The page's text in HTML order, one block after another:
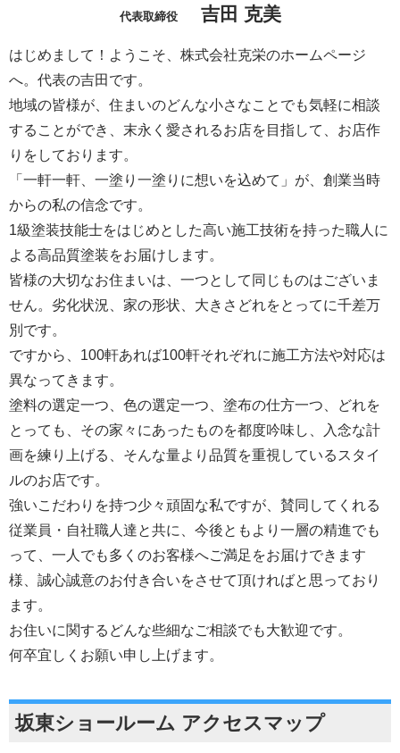
代表取締役 吉田 克美
はじめまして！ようこそ、株式会社克栄のホームページ
へ。代表の吉田です。
地域の皆様が、住まいのどんな小さなことでも気軽に相談
することができ、末永く愛されるお店を目指して、お店作
りをしております。
「一軒一軒、一塗り一塗りに想いを込めて」が、創業当時
からの私の信念です。
1級塗装技能士をはじめとした高い施工技術を持った職人に
よる高品質塗装をお届けします。
皆様の大切なお住まいは、一つとして同じものはございま
せん。劣化状況、家の形状、大きさどれをとってに千差万
別です。
ですから、100軒あれば100軒それぞれに施工方法や対応は
異なってきます。
塗料の選定一つ、色の選定一つ、塗布の仕方一つ、どれを
とっても、その家々にあったものを都度吟味し、入念な計
画を練り上げる、そんな量より品質を重視しているスタイ
ルのお店です。
強いこだわりを持つ少々頑固な私ですが、賛同してくれる
従業員・自社職人達と共に、今後ともより一層の精進でも
って、一人でも多くのお客様へご満足をお届けできます
様、誠心誠意のお付き合いをさせて頂ければと思っており
ます。
お住いに関するどんな些細なご相談でも大歓迎です。
何卒宜しくお願い申し上げます。
坂東ショールーム アクセスマップ